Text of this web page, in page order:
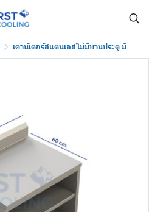
เคาน์เตอร์สแตนเลสไม่มีบานประตู มีปีกหลัง